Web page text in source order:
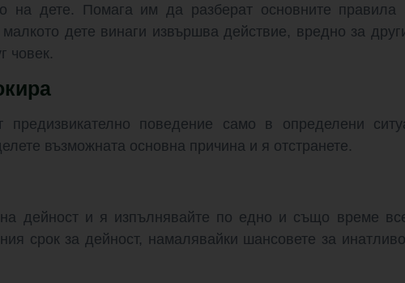
на дете. Помага им да разберат основните правила
дете винаги извършва действие, вредно за
човек.
поведение само в определени
възможната основна причина и я отстранете.
на дейност и я изпълнявайте по едно и също време
срок за дейност, намалявайки шансовете за